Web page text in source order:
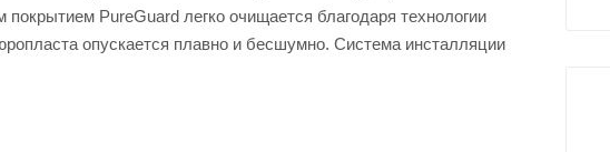
PureGuard легко очищается благодаря технологии
опускается плавно и бесшумно. Система инсталляции